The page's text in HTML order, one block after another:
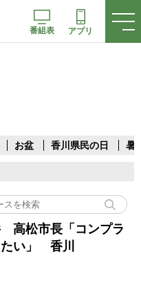
番組表 アプリ
お盆 香川県民の日 暑
高松市長「コンプラ
たい」 香川